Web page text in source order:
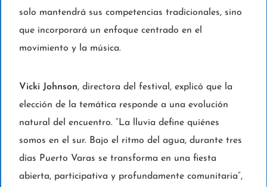
solo mantendrá sus competencias tradicionales, sino
que incorporará un enfoque centrado en el
movimiento y la música.
Vicki Johnson, directora del festival, explicó que la
elección de la temática responde a una evolución
natural del encuentro. “La lluvia define quiénes
somos en el sur. Bajo el ritmo del agua, durante tres
días Puerto Varas se transforma en una fiesta
abierta, participativa y profundamente comunitaria”,